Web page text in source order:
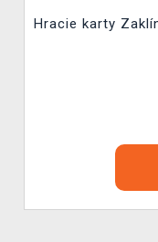
Hracie karty